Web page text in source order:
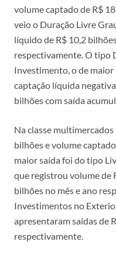
volume captado de R$
veio o Duração Livre
líquido de R$ 10,2
respectivamente. O tipo
Investimento, o de maior
captação líquida
bilhões com saída
Na classe
bilhões e volume
maior saída foi do tipo
que registrou volume de
bilhões no mês e ano
Investimentos no
apresentaram saídas de
respectivamente.